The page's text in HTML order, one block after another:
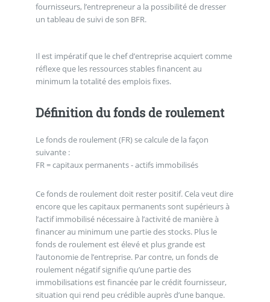
fournisseurs, l’entrepreneur a la possibilité de dresser
un tableau de suivi de son BFR.
Il est impératif que le chef d’entreprise acquiert comme
réflexe que les ressources stables financent au
minimum la totalité des emplois fixes.
Définition du fonds de roulement
Le fonds de roulement (FR) se calcule de la façon
suivante :
FR = capitaux permanents - actifs immobilisés
Ce fonds de roulement doit rester positif. Cela veut dire
encore que les capitaux permanents sont supérieurs à
l’actif immobilisé nécessaire à l’activité de manière à
financer au minimum une partie des stocks. Plus le
fonds de roulement est élevé et plus grande est
l’autonomie de l’entreprise. Par contre, un fonds de
roulement négatif signifie qu’une partie des
immobilisations est financée par le crédit fournisseur,
situation qui rend peu crédible auprès d’une banque.